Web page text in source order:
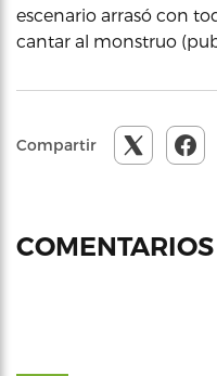
escenario arrasó con
cantar al monstruo
Compartir
COMENTARIOS